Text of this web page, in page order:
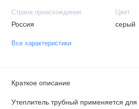
Страна происхождения
Россия
Цвет
серый
Все характеристики
Краткое описание
Утеплитель трубный применяется для